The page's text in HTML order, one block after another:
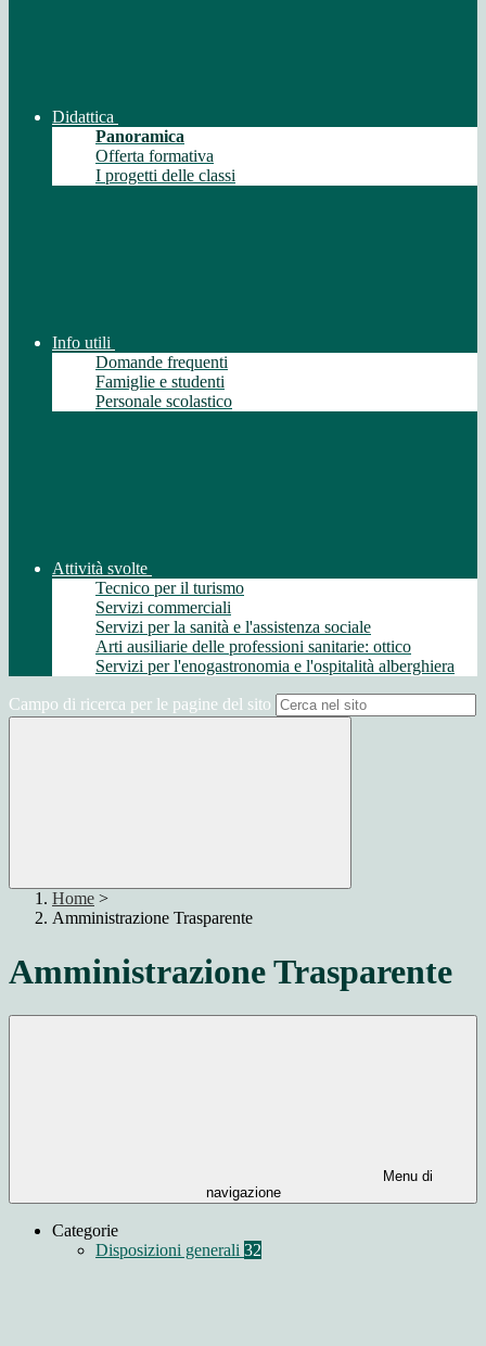
Didattica
Panoramica
Offerta formativa
I progetti delle classi
Info utili
Domande frequenti
Famiglie e studenti
Personale scolastico
Attività svolte
Tecnico per il turismo
Servizi commerciali
Servizi per la sanità e l'assistenza sociale
Arti ausiliarie delle professioni sanitarie: ottico
Servizi per l'enogastronomia e l'ospitalità alberghiera
Campo di ricerca per le pagine del sito
Home >
Amministrazione Trasparente
Amministrazione Trasparente
Menu di
navigazione
Categorie
Disposizioni generali 32